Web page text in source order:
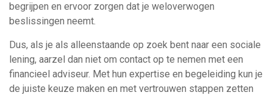
begrijpen en ervoor zorgen dat je weloverwogen
beslissingen neemt.
Dus, als je als alleenstaande op zoek bent naar een sociale
lening, aarzel dan niet om contact op te nemen met een
financieel adviseur. Met hun expertise en begeleiding kun je
de juiste keuze maken en met vertrouwen stappen zetten